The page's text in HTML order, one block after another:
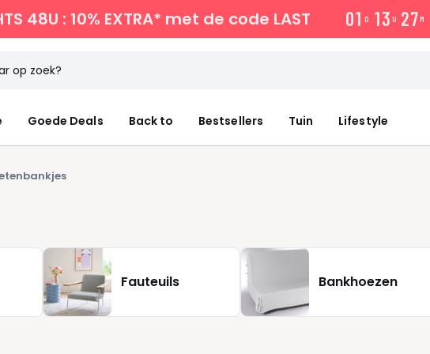
48U : 10% EXTRA* met de code LAST 01 D 13 U 27M
Goede Deals Back to Bestsellers Tuin Lifestyle
Fauteuils Bankhoezen